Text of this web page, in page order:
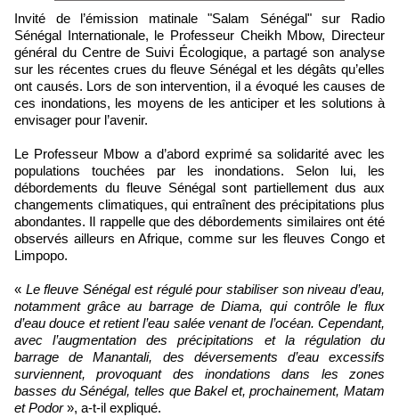
Invité de l’émission matinale "Salam Sénégal" sur Radio
Sénégal Internationale, le Professeur Cheikh Mbow, Directeur
général du Centre de Suivi Écologique, a partagé son analyse
sur les récentes crues du fleuve Sénégal et les dégâts qu’elles
ont causés. Lors de son intervention, il a évoqué les causes de
ces inondations, les moyens de les anticiper et les solutions à
envisager pour l’avenir.
Le Professeur Mbow a d’abord exprimé sa solidarité avec les
populations touchées par les inondations. Selon lui, les
débordements du fleuve Sénégal sont partiellement dus aux
changements climatiques, qui entraînent des précipitations plus
abondantes. Il rappelle que des débordements similaires ont été
observés ailleurs en Afrique, comme sur les fleuves Congo et
Limpopo.
« Le fleuve Sénégal est régulé pour stabiliser son niveau d’eau,
notamment grâce au barrage de Diama, qui contrôle le flux
d’eau douce et retient l’eau salée venant de l’océan. Cependant,
avec l’augmentation des précipitations et la régulation du
barrage de Manantali, des déversements d’eau excessifs
surviennent, provoquant des inondations dans les zones
basses du Sénégal, telles que Bakel et, prochainement, Matam
et Podor», a-t-il expliqué.